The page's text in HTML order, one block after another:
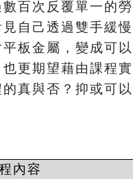
百次反覆單一的
自己透過雙手緩
板金屬，變成可
更期望藉由課程
真與否？抑或可
內容